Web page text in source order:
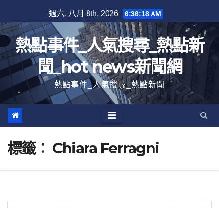
至
內
容
週六. 八月 8th, 2026 6:36:18 AM
熱點事件_人氣搜尋_熱點新
聞_hot news新聞網
熱點事件_人氣搜尋_熱點新聞
標籤： Chiara Ferragni